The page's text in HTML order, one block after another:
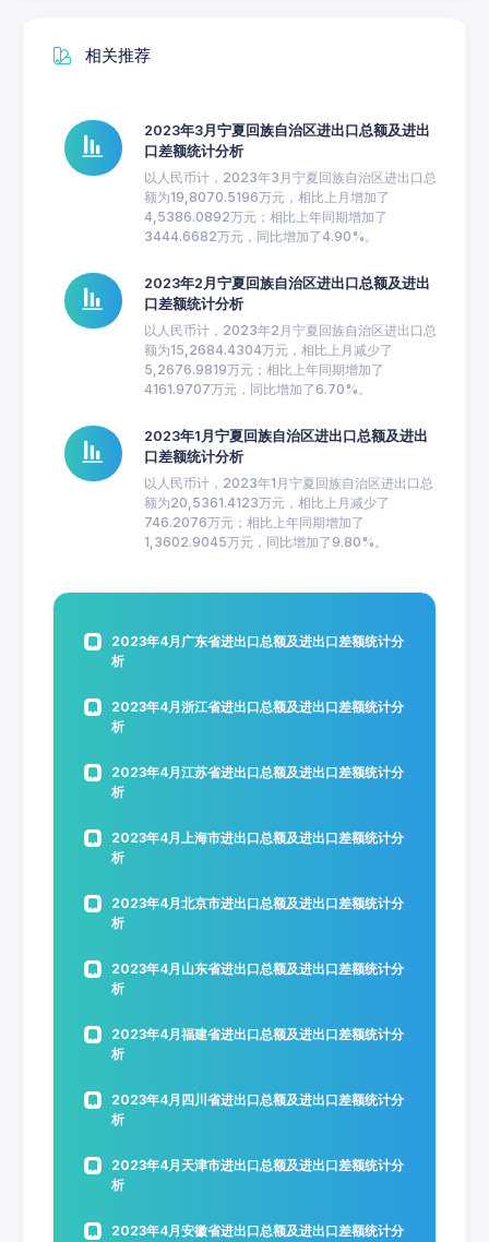
相关推荐
2023年3月宁夏回族自治区进出口总额及进出
口差额统计分析
以人民币计，2023年3月宁夏回族自治区进出口总
额为19,8070.5196万元，相比上月增加了
4,5386.0892万元；相比上年同期增加了
3444.6682万元，同比增加了4.90%。
2023年2月宁夏回族自治区进出口总额及进出
口差额统计分析
以人民币计，2023年2月宁夏回族自治区进出口总
额为15,2684.4304万元，相比上月减少了
5,2676.9819万元；相比上年同期增加了
4161.9707万元，同比增加了6.70%。
2023年1月宁夏回族自治区进出口总额及进出
口差额统计分析
以人民币计，2023年1月宁夏回族自治区进出口总
额为20,5361.4123万元，相比上月减少了
746.2076万元；相比上年同期增加了
1,3602.9045万元，同比增加了9.80%。
2023年4月广东省进出口总额及进出口差额统计分
析
2023年4月浙江省进出口总额及进出口差额统计分
析
2023年4月江苏省进出口总额及进出口差额统计分
析
2023年4月上海市进出口总额及进出口差额统计分
析
2023年4月北京市进出口总额及进出口差额统计分
析
2023年4月山东省进出口总额及进出口差额统计分
析
2023年4月福建省进出口总额及进出口差额统计分
析
2023年4月四川省进出口总额及进出口差额统计分
析
2023年4月天津市进出口总额及进出口差额统计分
析
2023年4月安徽省进出口总额及进出口差额统计分